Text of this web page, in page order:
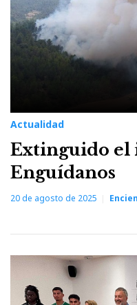
Actualidad
Extinguido el
Enguídanos
20 de agosto de 2025